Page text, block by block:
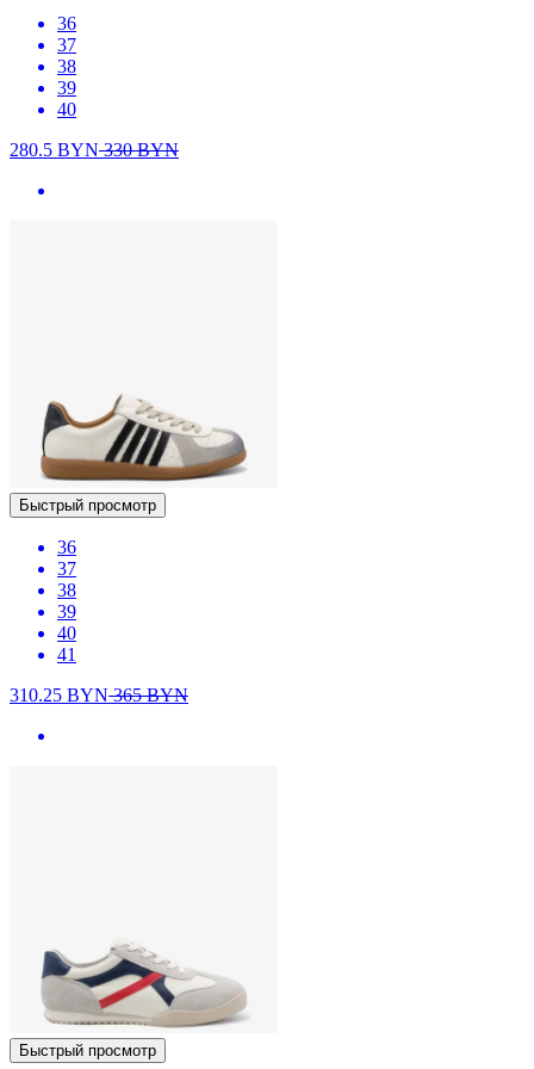
36
37
38
39
40
280.5 BYN330BYN
Быстрый просмотр
36
37
38
39
40
41
310.25 BYN365BYN
Быстрый просмотр